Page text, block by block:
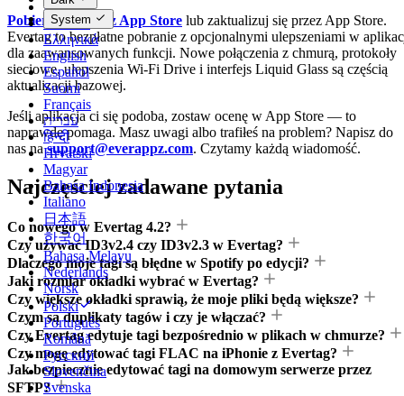
Dansk
Deutsch
Ελληνικά
English
Español
Suomi
Français
עברית
हिन्दी
Hrvatski
Magyar
Bahasa Indonesia
Italiano
日本語
한국어
Bahasa Melayu
Nederlands
Norsk
Polski
Português
Română
Русский
Slovenčina
Svenska
System
Pobierz Evertag z App Store lub zaktualizuj się przez App Store.
Evertag to bezpłatne pobranie z opcjonalnymi ulepszeniami w
dla zaawansowanych funkcji. Nowe połączenia z chmurą, protokoły
sieciowe, ulepszenia Wi-Fi Drive i interfejs Liquid Glass są częścią
aktualizacji bazowej.
Jeśli aplikacja ci się podoba, zostaw ocenę w App Store — to
naprawdę pomaga. Masz uwagi albo trafiłeś na problem? Napisz do
nas nasupport@everappz.com. Czytamy każdą wiadomość.
Najczęściej zadawane pytania
Co nowego w Evertag 4.2?
Czy używać ID3v2.4 czy ID3v2.3 w Evertag?
Dlaczego moje tagi są błędne w Spotify po edycji?
Jaki rozmiar okładki wybrać w Evertag?
Czy większe okładki sprawią, że moje pliki będą większe?
Czym są duplikaty tagów i czy je włączać?
Czy Evertag edytuje tagi bezpośrednio w plikach w chmurze?
Czy mogę edytować tagi FLAC na iPhonie z Evertag?
Jak bezpiecznie edytować tagi na domowym serwerze przez
SFTP?